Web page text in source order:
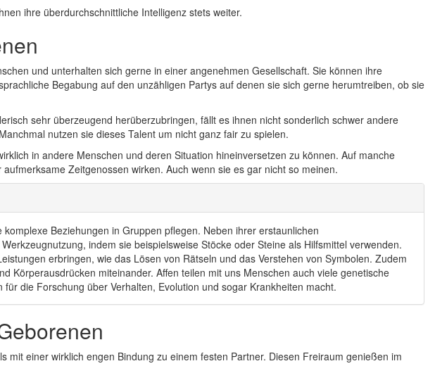
ihre überdurchschnittliche Intelligenz stets weiter.
und unterhalten sich gerne in einer angenehmen Gesellschaft. Sie können ihre
Begabung auf den unzähligen Partys auf denen sie sich gerne herumtreiben, ob sie
sehr überzeugend herüberzubringen, fällt es ihnen nicht sonderlich schwer andere
nutzen sie dieses Talent um nicht ganz fair zu spielen.
in andere Menschen und deren Situation hineinversetzen zu können. Auf manche
Zeitgenossen wirken. Auch wenn sie es gar nicht so meinen.
Beziehungen in Gruppen pflegen. Neben ihrer erstaunlichen
indem sie beispielsweise Stöcke oder Steine als Hilfsmittel verwenden.
erbringen, wie das Lösen von Rätseln und das Verstehen von Symbolen. Zudem
Körperausdrücken miteinander. Affen teilen mit uns Menschen auch viele genetische
die Forschung über Verhalten, Evolution und sogar Krankheiten macht.
mit einer wirklich engen Bindung zu einem festen Partner. Diesen Freiraum genießen im